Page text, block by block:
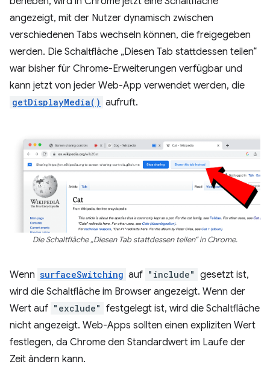
angezeigt, mit der Nutzer dynamisch zwischen
verschiedenen Tabs wechseln können, die freigegeben
werden. Die Schaltfläche „Diesen Tab stattdessen teilen“
war bisher für Chrome-Erweiterungen verfügbar und
kann jetzt von jeder Web-App verwendet werden, die
getDisplayMedia() aufruft.
Die Schaltfläche „Diesen Tab stattdessen teilen“ in Chrome.
Wenn surfaceSwitching auf "include" gesetzt ist,
wird die Schaltfläche im Browser angezeigt. Wenn der
Wert auf "exclude" festgelegt ist, wird die Schaltfläche
nicht angezeigt. Web-Apps sollten einen expliziten Wert
festlegen, da Chrome den Standardwert im Laufe der
Zeit ändern kann.